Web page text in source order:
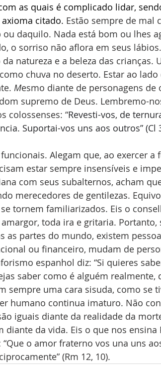
as quais é complicado lidar,
citado. Estão sempre de mal
daquilo. Nada está bom ou lhes
o sorriso não aflora em seus
natureza e a beleza das crianças.
chuva no deserto. Estar ao
Mesmo diante de personagens
supremo de Deus. Lembremo-
colossenses: “Revesti-vos, de
Suportai-vos uns aos outros” (Cl
Alegam que, ao exercer a
estar sempre insensíveis e
com seus subalternos, acham
merecedores de gentilezas.
tornem familiarizados. Eis o
toda ira e gritaria. Portanto,
as partes do mundo, existem
ou financeiro, mudam de
espanhol diz: “Si quieres
saber como é alguém
sempre uma cara sisuda, como se
humano continua imaturo. Não
iguais diante da realidade da
diante da vida. Eis o que nos ensina
“Que o amor fraterno vos una uns
(Rm 12, 10).